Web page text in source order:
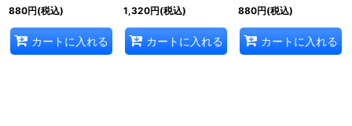
880円(税込)
カートに入れる
1,320円(税込)
カートに入れる
880円(税込)
カートに入れる